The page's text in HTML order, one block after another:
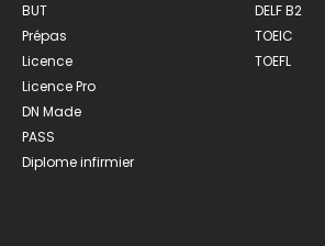
BUT
Prépas
Licence
Licence Pro
DN Made
PASS
Diplome infirmier
DELF B2
TOEIC
TOEFL